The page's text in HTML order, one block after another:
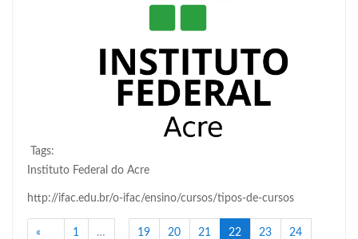
Tags:
Instituto Federal do Acre
http://ifac.edu.br/o-ifac/ensino/cursos/tipos-de-cursos
« Anterior
1 … 19 20 21 22 (atual)
23 24